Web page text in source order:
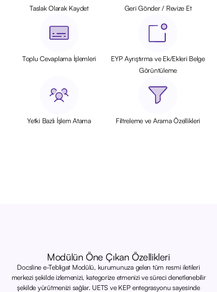
Taslak Olarak Kaydet Geri Gönder / Revize Et
Toplu Cevaplama İşlemleri
EYP Ayrıştırma ve Ek/Ekleri Belge
Görüntüleme
Yetki Bazlı İşlem Atama Filtreleme ve Arama Özellikleri
Modülün Öne Çıkan Özellikleri
Docsline e-Tebligat Modülü, kurumunuza gelen tüm resmi iletileri
merkezi şekilde izlemenizi, kategorize etmenizi ve süreci denetlenebilir
şekilde yürütmenizi sağlar. UETS ve KEP entegrasyonu sayesinde